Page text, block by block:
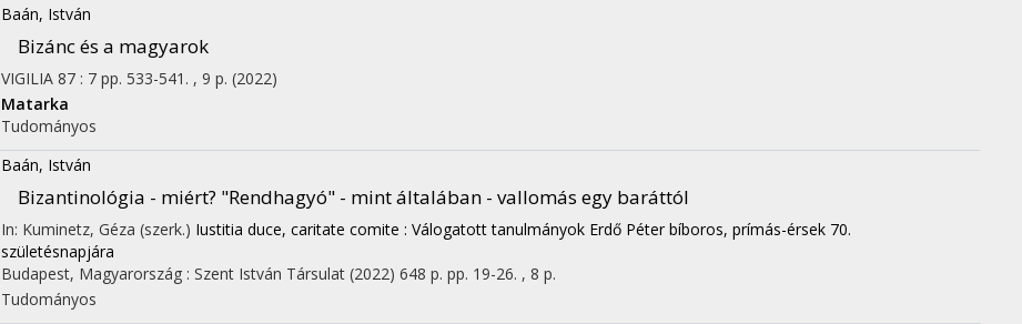
Baán, István
Bizánc és a magyarok
VIGILIA 87 : 7 pp. 533-541. , 9 p. (2022)
Matarka
Tudományos
Baán, István
Bizantinológia - miért? "Rendhagyó" - mint általában - vallomás egy baráttól
In: Kuminetz, Géza (szerk.) Iustitia duce, caritate comite : Válogatott tanulmányok Erdő Péter bíboros, prímás-érsek 70.
születésnapjára
Budapest, Magyarország : Szent István Társulat (2022) 648 p. pp. 19-26. , 8 p.
Tudományos